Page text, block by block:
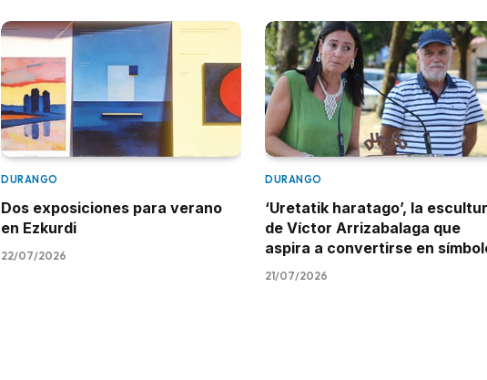
DURANGO
Dos exposiciones para verano
en Ezkurdi
22/07/2026
DURANGO
‘Uretatik haratago’, la
de Víctor Arrizabalaga que
aspira a convertirse en
21/07/2026